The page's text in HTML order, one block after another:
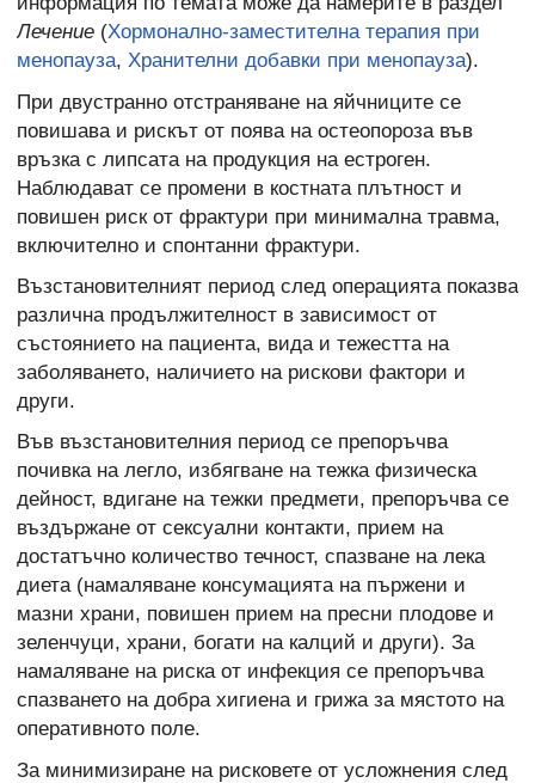
Лечение (Хормонално-заместителна терапия при
менопауза, Хранителни добавки при менопауза).
При двустранно отстраняване на яйчниците се
повишава и рискът от поява на остеопороза във
връзка с липсата на продукция на естроген.
Наблюдават се промени в костната плътност и
повишен риск от фрактури при минимална травма,
включително и спонтанни фрактури.
Възстановителният период след операцията показва
различна продължителност в зависимост от
състоянието на пациента, вида и тежестта на
заболяването, наличието на рискови фактори и
други.
Във възстановителния период се препоръчва
почивка на легло, избягване на тежка физическа
дейност, вдигане на тежки предмети, препоръчва се
въздържане от сексуални контакти, прием на
достатъчно количество течност, спазване на лека
диета (намаляване консумацията на пържени и
мазни храни, повишен прием на пресни плодове и
зеленчуци, храни, богати на калций и други). За
намаляване на риска от инфекция се препоръчва
спазването на добра хигиена и грижа за мястото на
оперативното поле.
За минимизиране на рисковете от усложнения след